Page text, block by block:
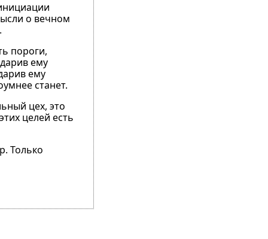
о вечном
пороги,
ему
ему
станет.
цех, это
целей есть
Только